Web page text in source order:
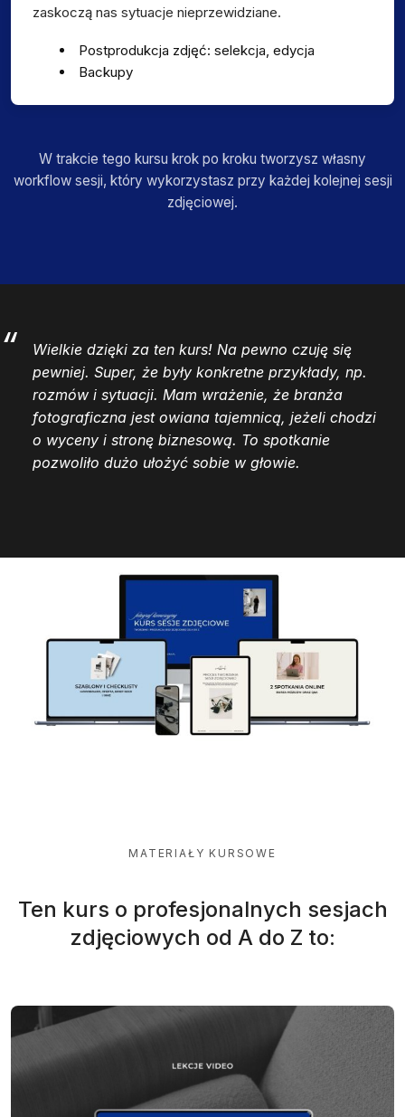
zaskoczą nas sytuacje nieprzewidziane.
Postprodukcja zdjęć: selekcja, edycja
Backupy
W trakcie tego kursu krok po kroku tworzysz własny
workflow sesji, który wykorzystasz przy każdej kolejnej sesji
zdjęciowej.
Wielkie dzięki za ten kurs! Na pewno czuję się
pewniej. Super, że były konkretne przykłady, np.
rozmów i sytuacji. Mam wrażenie, że branża
fotograficzna jest owiana tajemnicą, jeżeli chodzi
o wyceny i stronę biznesową. To spotkanie
pozwoliło dużo ułożyć sobie w głowie.
MATERIAŁY KURSOWE
Ten kurs o profesjonalnych sesjach
zdjęciowych od A do Z to: